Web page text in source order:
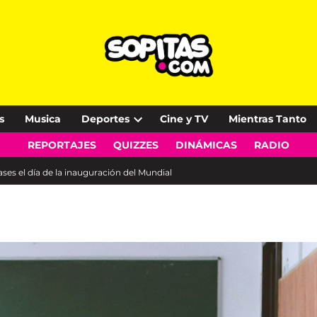
Musica Deportes
Open
dropdown
Cine y TV Mientras Tanto
REPORTAJES QUIZZES DINÁMICAS RADIO
el día de la inauguración del Mundial